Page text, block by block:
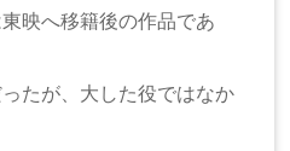
映へ移籍後の作品であ
たが、大した役ではなか